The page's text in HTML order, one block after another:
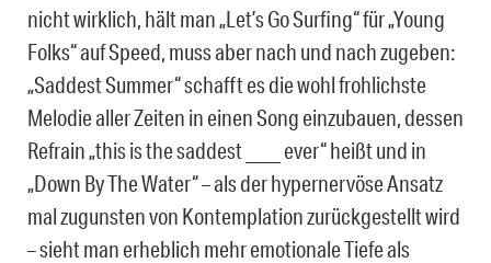
nicht wirklich, hält man „Let’s Go Surfing“ für „Young
Folks“ auf Speed, muss aber nach und nach zugeben:
„Saddest Summer“ schafft es die wohl frohlichste
Melodie aller Zeiten in einen Song einzubauen, dessen
Refrain „this is the saddest ____ ever“ heißt und in
„Down By The Water“ – als der hypernervöse Ansatz
mal zugunsten von Kontemplation zurückgestellt wird
– sieht man erheblich mehr emotionale Tiefe als